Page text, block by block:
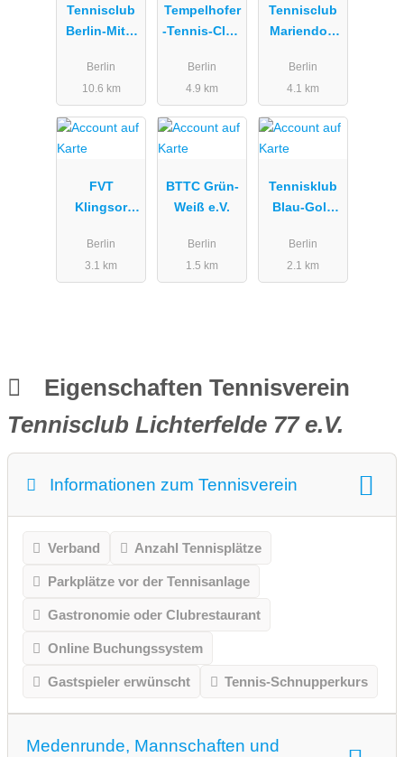
Tennisclub
Berlin-Mitte
Gutzmann
e.V.
Berlin
10.6 km
Tempelhofer
-Tennis-Club
Berlin
4.9 km
Tennisclub
Mariendorf
Berlin
4.1 km
FVT
Klingsor
Berlin
3.1 km
BTTC Grün-
Weiß e.V.
Berlin
1.5 km
Tennisklub
Blau-Gold
Berlin
2.1 km
Eigenschaften Tennisverein
Tennisclub Lichterfelde 77 e.V.
Informationen zum Tennisverein
Verband Anzahl Tennisplätze
Parkplätze vor der Tennisanlage
Gastronomie oder Clubrestaurant
Online Buchungssystem
Gastspieler erwünscht Tennis-Schnupperkurs
Medenrunde, Mannschaften und